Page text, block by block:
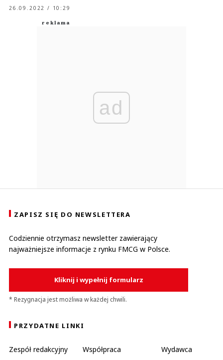
26.09.2022 / 10:29
ad
ZAPISZ SIĘ DO NEWSLETTERA
Codziennie otrzymasz newsletter zawierający
najważniejsze informacje z rynku FMCG w Polsce.
Kliknij i wypełnij formularz
* Rezygnacja jest możliwa w każdej chwili.
PRZYDATNE LINKI
Zespół redakcyjny Współpraca
Wydawca